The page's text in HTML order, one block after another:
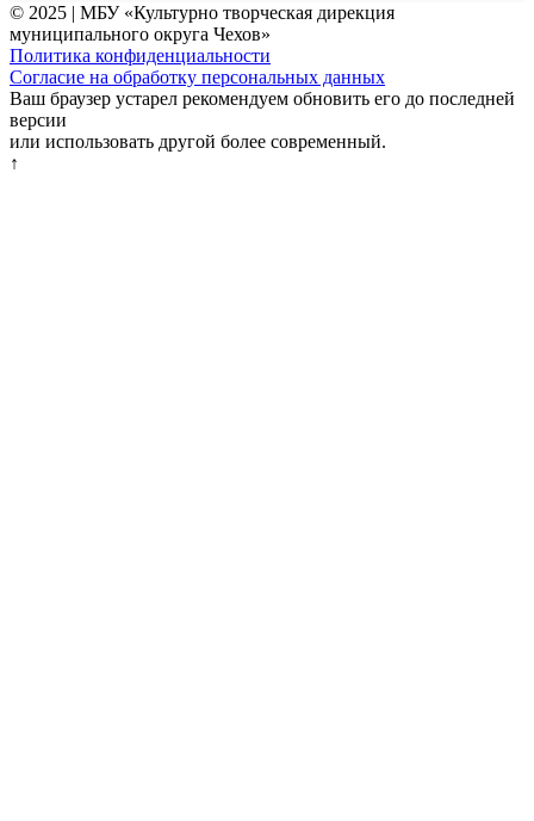
© 2025 | МБУ «Культурно творческая дирекция
муниципального округа Чехов»
Политика конфиденциальности
Согласие на обработку персональных данных
Ваш браузер устарел рекомендуем обновить его до последней
версии
или использовать другой более современный.
↑